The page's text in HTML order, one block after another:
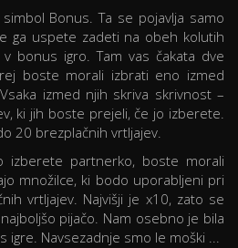
Bonus. Ta se pojavlja samo
ga uspete zadeti na obeh kolutih
bonus igro. Tam vas čakata dve
boste morali izbrati eno izmed
izmed njih skriva skrivnost –
ki jih boste prejeli, če jo izberete.
20 brezplačnih vrtljajev.
partnerko, boste morali
množilce, ki bodo uporabljeni pri
vrtljajev. Najvišji je x10, zato se
pijačo. Nam osebno je bila
igre. Navsezadnje smo le moški ...